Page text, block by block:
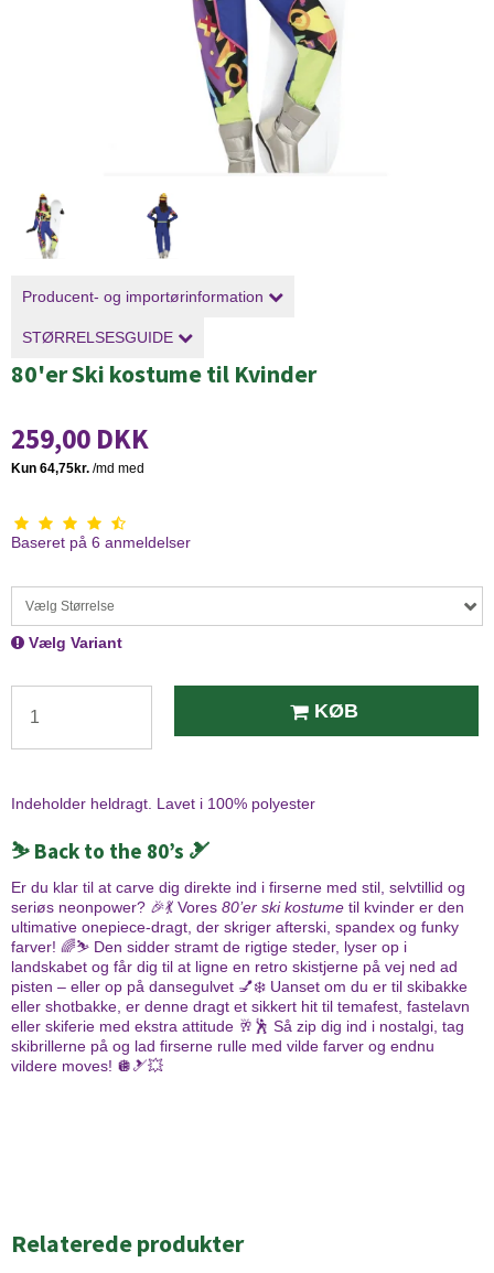
Producent- og importørinformation
STØRRELSESGUIDE
80'er Ski kostume til Kvinder
259,00 DKK
Baseret på 6 anmeldelser
Vælg Størrelse
Vælg Variant
KØB
Indeholder heldragt. Lavet i 100% polyester
⛷️ Back to the 80’s 🎿
Er du klar til at carve dig direkte ind i firserne med stil, selvtillid og
seriøs neonpower? 🎉💃 Vores 80’er ski kostume til kvinder er den
ultimative onepiece-dragt, der skriger afterski, spandex og funky
farver! 🌈⛷️ Den sidder stramt de rigtige steder, lyser op i
landskabet og får dig til at ligne en retro skistjerne på vej ned ad
pisten – eller op på dansegulvet 💅❄️ Uanset om du er til skibakke
eller shotbakke, er denne dragt et sikkert hit til temafest, fastelavn
eller skiferie med ekstra attitude 🥂🕺 Så zip dig ind i nostalgi, tag
skibrillerne på og lad firserne rulle med vilde farver og endnu
vildere moves! 🪩🎿💥
Relaterede produkter